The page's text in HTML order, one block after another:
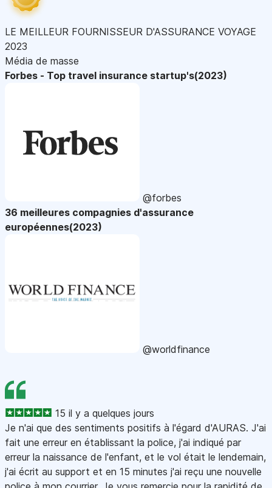
LE MEILLEUR FOURNISSEUR D'ASSURANCE VOYAGE
2023
Média de masse
Forbes - Top travel insurance startup's(2023)
@forbes
36 meilleures compagnies d'assurance
européennes(2023)
@worldfinance
15 il y a quelques jours
Je n'ai que des sentiments positifs à l'égard d'AURAS. J'ai
fait une erreur en établissant la police, j'ai indiqué par
erreur la naissance de l'enfant, et le vol était le lendemain,
j'ai écrit au support et en 15 minutes j'ai reçu une nouvelle